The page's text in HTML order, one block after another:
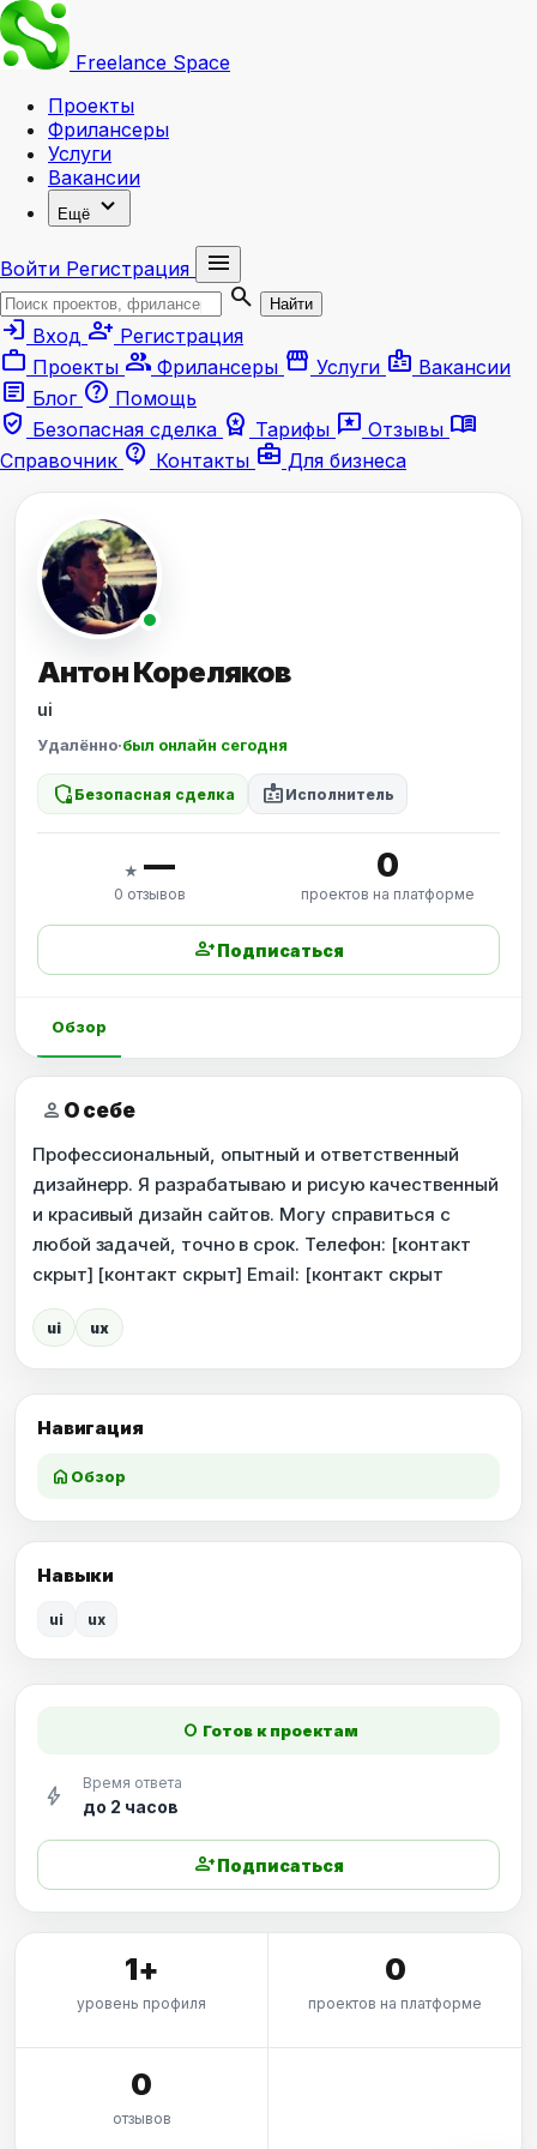
Freelance Space
Проекты
Фрилансеры
Услуги
Вакансии
Ещё expand_more
Войти Регистрация
menu
search
Найти
login Вход person_add Регистрация
work Проекты group Фрилансеры storefront Услуги badge Вакансии
article Блог help Помощь
verified_user Безопасная сделка workspace_premium Тарифы reviews Отзывы menu_book
Справочник contact_support Контакты business_center Для бизнеса
Навигация
home Обзор
Навыки
ui ux
Антон Кореляков
ui
Удалённо·был онлайн сегодня
shield_locked Безопасная сделка badge Исполнитель
★ —
0 отзывов
0
проектов на платформе
person_addПодписаться
Обзор
person О себе
Профессиональный, опытный и ответственный
дизайнерр. Я разрабатываю и рисую качественный
и красивый дизайн сайтов. Могу справиться с
любой задачей, точно в срок. Телефон: [контакт
скрыт] [контакт скрыт] Email: [контакт скрыт
ui ux
fiber_manual_record Готов к проектам
bolt Время ответа
до 2 часов
person_addПодписаться
1+
уровень профиля
0
проектов на платформе
0
отзывов